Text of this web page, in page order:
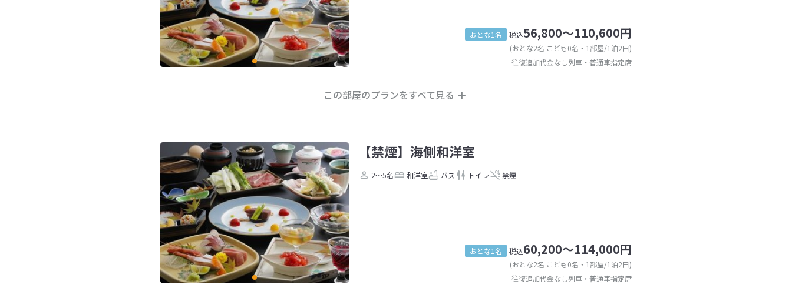
おとな1名 税込56,800～110,600円
(おとな2名 こども0名・1部屋/1泊2日)
往復追加代金なし列車・普通車指定席
この部屋のプランをすべて見る
【禁煙】海側和洋室
2～5名 和洋室 バス トイレ 禁煙
おとな1名 税込60,200～114,000円
(おとな2名 こども0名・1部屋/1泊2日)
往復追加代金なし列車・普通車指定席